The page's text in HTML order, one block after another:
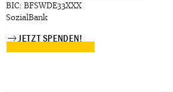
BIC: BFSWDE33XXX
SozialBank
JETZT SPENDEN!